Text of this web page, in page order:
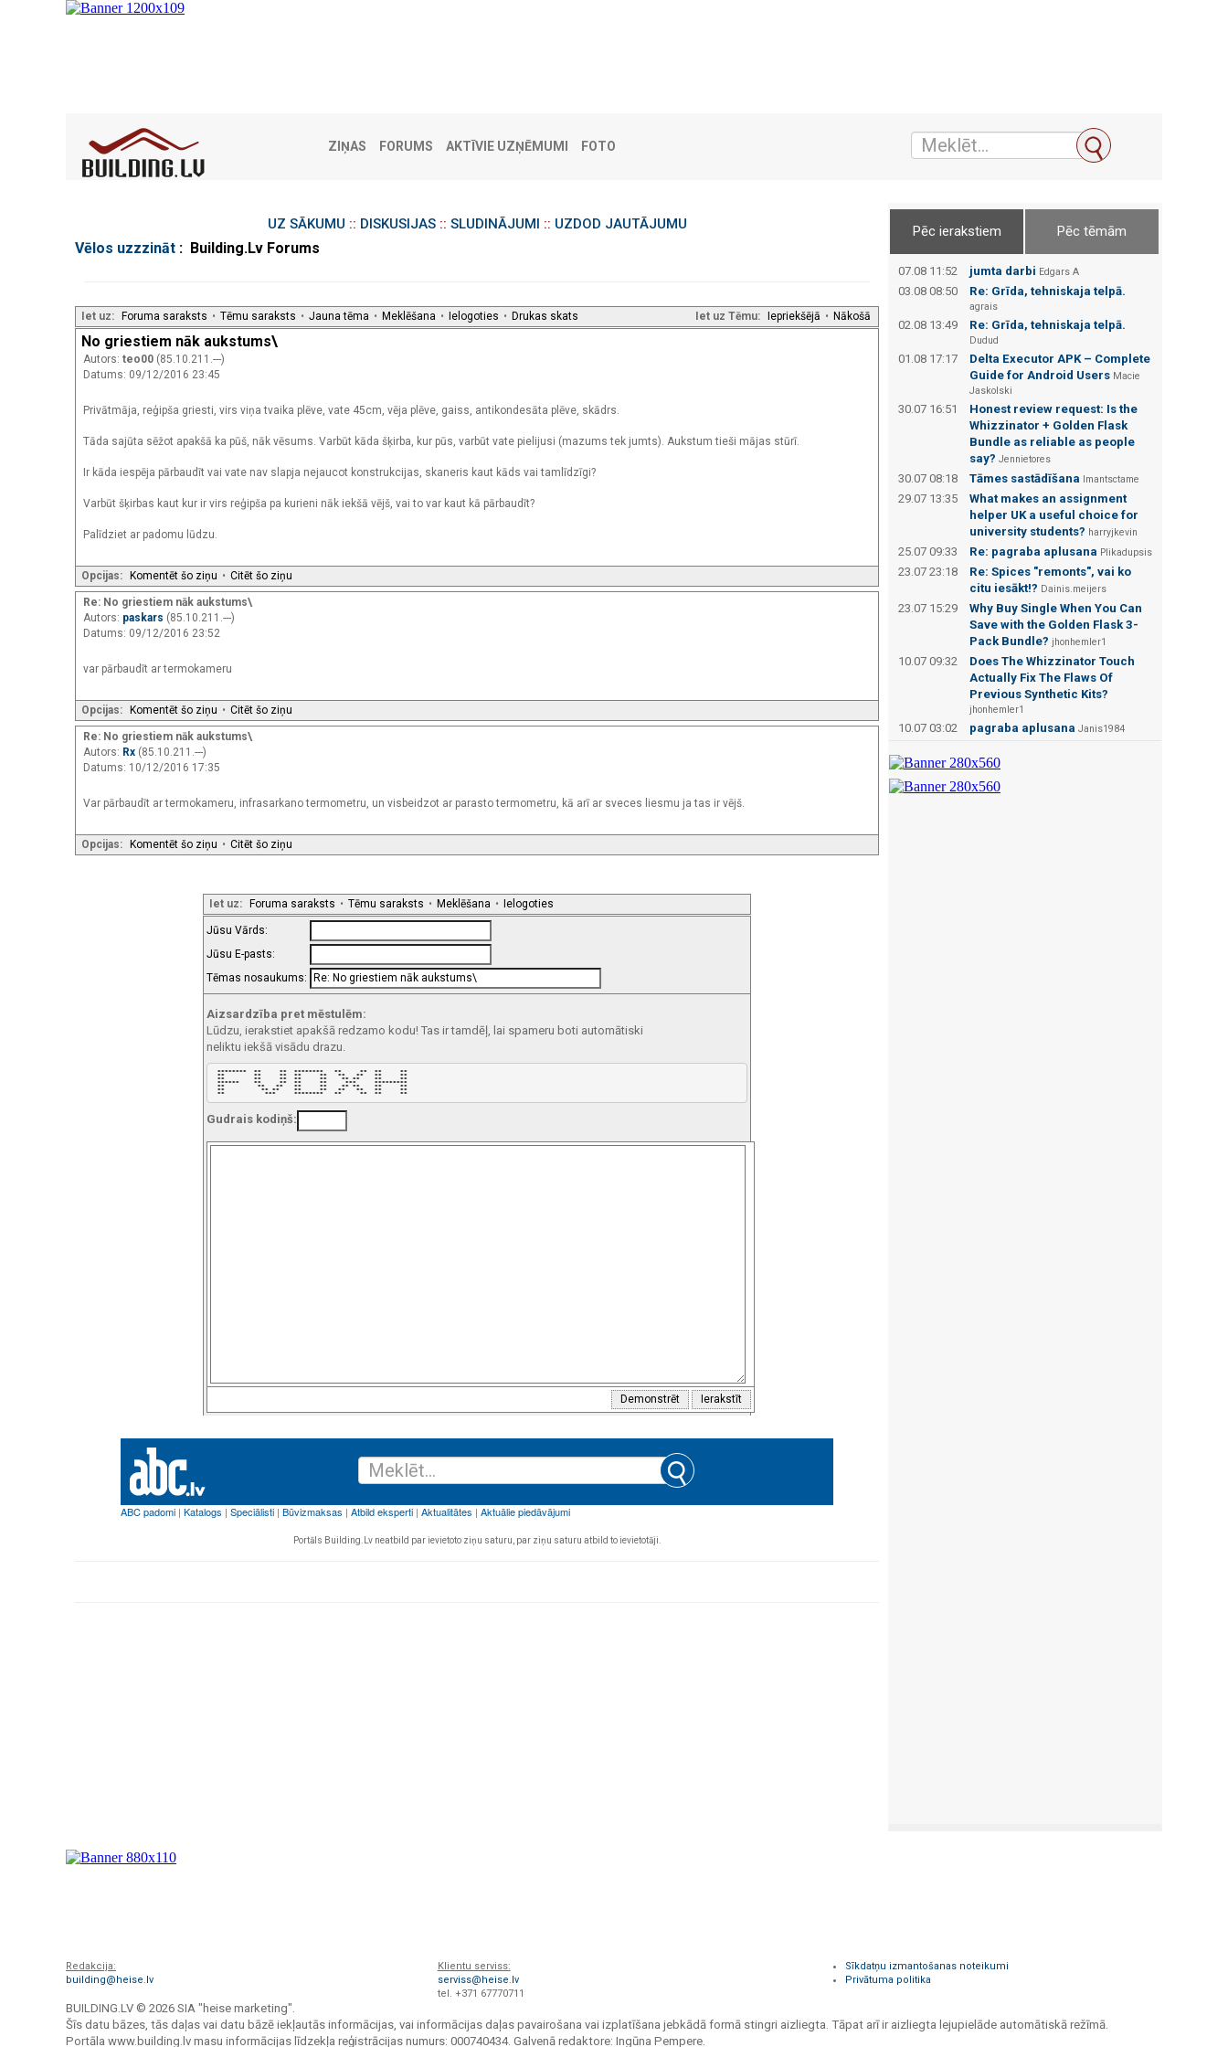
ZIŅAS FORUMS AKTĪVIE UZŅĒMUMI FOTO
UZ SĀKUMU :: DISKUSIJAS:: SLUDINĀJUMI :: UZDOD JAUTĀJUMU
Vēlos uzzzināt : Building.Lv Forums
Iet uz Tēmu: Iepriekšējā • Nākošā
Iet uz: Foruma saraksts • Tēmu saraksts • Jauna tēma • Meklēšana • Ielogoties • Drukas skats
No griestiem nāk aukstums\
Autors: teo00 (85.10.211.---)
Datums: 09/12/2016 23:45
Privātmāja, reģipša griesti, virs viņa tvaika plēve, vate 45cm, vēja plēve, gaiss, antikondesāta plēve, skādrs.
Tāda sajūta sēžot apakšā ka pūš, nāk vēsums. Varbūt kāda šķirba, kur pūs, varbūt vate pielijusi (mazums tek jumts). Aukstum tieši mājas stūrī.
Ir kāda iespēja pārbaudīt vai vate nav slapja nejaucot konstrukcijas, skaneris kaut kāds vai tamlīdzīgi?
Varbūt šķirbas kaut kur ir virs reģipša pa kurieni nāk iekšā vējš, vai to var kaut kā pārbaudīt?
Palīdziet ar padomu lūdzu.
Opcijas: Komentēt šo ziņu • Citēt šo ziņu
Re: No griestiem nāk aukstums\
Autors: paskars (85.10.211.---)
Datums: 09/12/2016 23:52
var pārbaudīt ar termokameru
Opcijas: Komentēt šo ziņu • Citēt šo ziņu
Re: No griestiem nāk aukstums\
Autors: Rx (85.10.211.---)
Datums: 10/12/2016 17:35
Var pārbaudīt ar termokameru, infrasarkano termometru, un visbeidzot ar parasto termometru, kā arī ar sveces liesmu ja tas ir vējš.
Opcijas: Komentēt šo ziņu • Citēt šo ziņu
Iet uz: Foruma saraksts • Tēmu saraksts • Meklēšana • Ielogoties
Jūsu Vārds:
Jūsu E-pasts:
Tēmas nosaukums:
Aizsardzība pret mēstulēm:
Lūdzu, ierakstiet apakšā redzamo kodu! Tas ir tamdēļ, lai spameru boti automātiski
neliktu iekšā visādu drazu.
********  **     **  ********   **     **  **     **
**        **     **  **     **   **   **   **     **
**        **     **  **     **    ** **    **     **
******    **     **  **     **     ***     *********
**         **   **   **     **    ** **    **     **
**          ** **    **     **   **   **   **     **
**           ***     ********   **     **  **     **
Gudrais kodiņš:
Portāls Building.Lv neatbild par ievietoto ziņu saturu, par ziņu saturu atbild to ievietotāji.
Pēc ierakstiem Pēc tēmām
07.08 11:52 jumta darbi Edgars А
03.08 08:50 Re: Grīda, tehniskaja telpā.
agrais
02.08 13:49 Re: Grīda, tehniskaja telpā.
Dudud
01.08 17:17
Delta Executor APK – Complete
Guide for Android Users Macie
Jaskolski
30.07 16:51
Honest review request: Is the
Whizzinator + Golden Flask
Bundle as reliable as people
say? Jennietores
30.07 08:18 Tāmes sastādīšana Imantsctame
29.07 13:35
What makes an assignment
helper UK a useful choice for
university students? harryjkevin
25.07 09:33 Re: pagraba aplusana Plikadupsis
23.07 23:18
Re: Spices "remonts", vai ko
citu iesākt!? Dainis.meijers
23.07 15:29
Why Buy Single When You Can
Save with the Golden Flask 3-
Pack Bundle? jhonhemler1
10.07 09:32
Does The Whizzinator Touch
Actually Fix The Flaws Of
Previous Synthetic Kits?
jhonhemler1
10.07 03:02 pagraba aplusana Janis1984
Redakcija:
building@heise.lv
Klientu serviss:
serviss@heise.lv
tel. +371 67770711
Sīkdatņu izmantošanas noteikumi
Privātuma politika
BUILDING.LV © 2026 SIA "heise marketing".
Šīs datu bāzes, tās daļas vai datu bāzē iekļautās informācijas, vai informācijas daļas pavairošana vai izplatīšana jebkādā formā stingri aizliegta. Tāpat arī ir aizliegta lejupielāde automātiskā režīmā.
Portāla www.building.lv masu informācijas līdzekļa reģistrācijas numurs: 000740434. Galvenā redaktore: Ingūna Pempere.